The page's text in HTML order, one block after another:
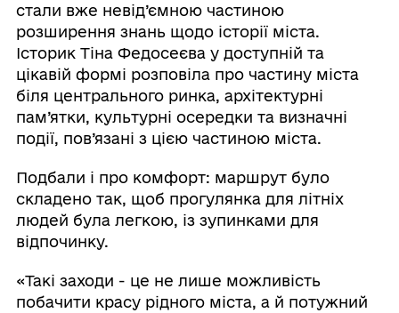
стали вже невід’ємною частиною
розширення знань щодо історії міста.
Історик Тіна Федосеєва у доступній та
цікавій формі розповіла про частину міста
біля центрального ринка, архітектурні
пам’ятки, культурні осередки та визначні
події, пов’язані з цією частиною міста.
Подбали і про комфорт: маршрут було
складено так, щоб прогулянка для літніх
людей була легкою, із зупинками для
відпочинку.
«Такі заходи - це не лише можливість
побачити красу рідного міста, а й потужний